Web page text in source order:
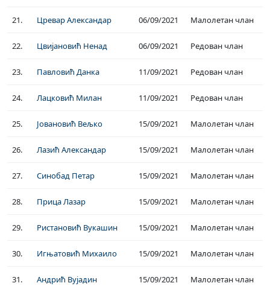
21. Цревар Александар 06/09/2021 Малолетан члан
22. Цвијановић Ненад 06/09/2021 Редован члан
23. Павловић Данка 11/09/2021 Редован члан
24. Лацковић Милан 11/09/2021 Редован члан
25. Јовановић Вељко 15/09/2021 Малолетан члан
26. Лазић Александар 15/09/2021 Малолетан члан
27. Синобад Петар 15/09/2021 Малолетан члан
28. Прица Лазар 15/09/2021 Малолетан члан
29. Ристановић Вукашин 15/09/2021 Малолетан члан
30. Игњатовић Михаило 15/09/2021 Малолетан члан
31. Андрић Вујадин 15/09/2021 Малолетан члан